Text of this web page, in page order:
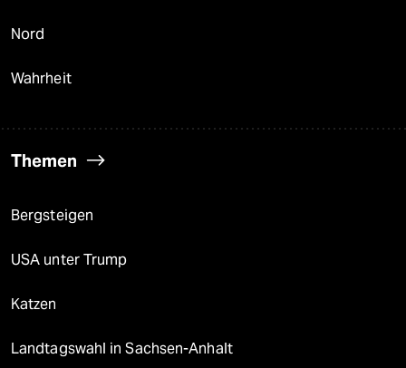
Nord
Wahrheit
Themen
Bergsteigen
USA unter Trump
Katzen
Landtagswahl in Sachsen-Anhalt